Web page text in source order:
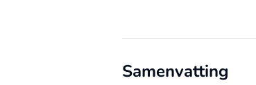
Samenvatting